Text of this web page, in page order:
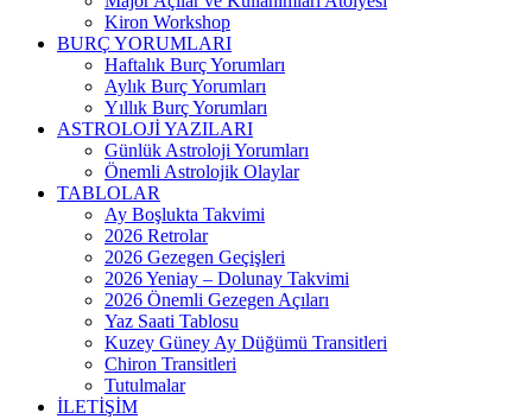
Kiron Workshop
BURÇ YORUMLARI
Haftalık Burç Yorumları
Aylık Burç Yorumları
Yıllık Burç Yorumları
ASTROLOJİ YAZILARI
Günlük Astroloji Yorumları
Önemli Astrolojik Olaylar
TABLOLAR
Ay Boşlukta Takvimi
2026 Retrolar
2026 Gezegen Geçişleri
2026 Yeniay – Dolunay Takvimi
2026 Önemli Gezegen Açıları
Yaz Saati Tablosu
Kuzey Güney Ay Düğümü Transitleri
Chiron Transitleri
Tutulmalar
İLETİŞİM